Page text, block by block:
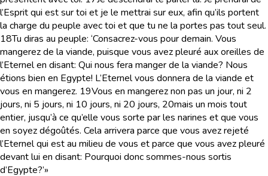
l’Esprit qui est sur toi et je le mettrai sur eux, afin qu’ils portent
la charge du peuple avec toi et que tu ne la portes pas tout seul.
18Tu diras au peuple: ‘Consacrez-vous pour demain. Vous
mangerez de la viande, puisque vous avez pleuré aux oreilles de
l’Eternel en disant: Qui nous fera manger de la viande? Nous
étions bien en Egypte! L’Eternel vous donnera de la viande et
vous en mangerez. 19Vous en mangerez non pas un jour, ni 2
jours, ni 5 jours, ni 10 jours, ni 20 jours, 20mais un mois tout
entier, jusqu’à ce qu’elle vous sorte par les narines et que vous
en soyez dégoûtés. Cela arrivera parce que vous avez rejeté
l’Eternel qui est au milieu de vous et parce que vous avez pleuré
devant lui en disant: Pourquoi donc sommes-nous sortis
d’Egypte?’»